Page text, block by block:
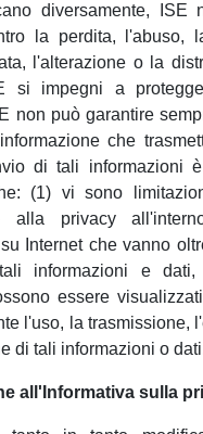
diversamente, ISE
la perdita, l'abuso,
l'alterazione o la
si impegni a
non può garantire
che
di tali informazioni
(1) vi sono
alla privacy
Internet che vanno
informazioni e
essere
l'uso, la trasmissione,
di tali informazioni o
all'Informativa sulla